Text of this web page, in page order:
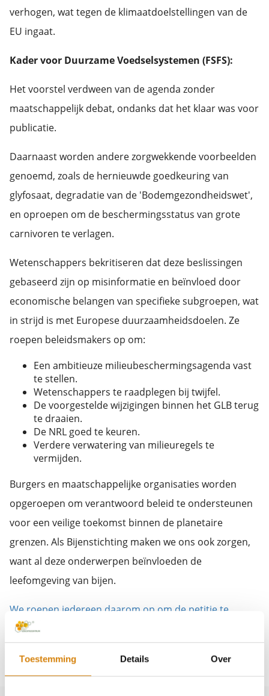
Toestemming Details Over
verhogen, wat tegen de klimaatdoelstellingen van de
EU ingaat.
Kader voor Duurzame Voedselsystemen (FSFS):
Het voorstel verdween van de agenda zonder
maatschappelijk debat, ondanks dat het klaar was voor
publicatie.
Daarnaast worden andere zorgwekkende voorbeelden
genoemd, zoals de hernieuwde goedkeuring van
glyfosaat, degradatie van de 'Bodemgezondheidswet',
en oproepen om de beschermingsstatus van grote
carnivoren te verlagen.
Wetenschappers bekritiseren dat deze beslissingen
gebaseerd zijn op misinformatie en beïnvloed door
economische belangen van specifieke subgroepen, wat
in strijd is met Europese duurzaamheidsdoelen. Ze
roepen beleidsmakers op om:
Een ambitieuze milieubeschermingsagenda vast
te stellen.
Wetenschappers te raadplegen bij twijfel.
De voorgestelde wijzigingen binnen het GLB terug
te draaien.
De NRL goed te keuren.
Verdere verwatering van milieuregels te
vermijden.
Burgers en maatschappelijke organisaties worden
opgeroepen om verantwoord beleid te ondersteunen
voor een veilige toekomst binnen de planetaire
grenzen. Als Bijenstichting maken we ons ook zorgen,
want al deze onderwerpen beïnvloeden de
leefomgeving van bijen.
We roepen iedereen daarom op om de petitie te
ondertekenen.
Lees hier het hele artikel